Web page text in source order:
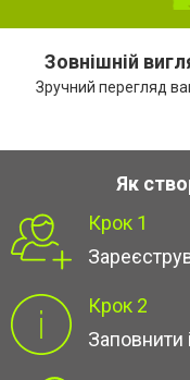
Зовнішній
Зручний перегляд
Як
Крок 1
Крок 2
Заповнити